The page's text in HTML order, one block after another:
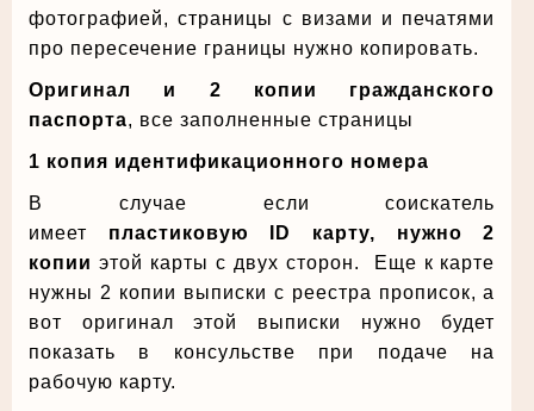
фотографией, страницы с визами и печатями
про пересечение границы нужно копировать.
Оригинал и 2 копии гражданского
паспорта, все заполненные страницы
1 копия идентификационного номера
В случае если соискатель
имеет пластиковую ID карту, нужно 2
копии этой карты с двух сторон. Еще к карте
нужны 2 копии выписки с реестра прописок, а
вот оригинал этой выписки нужно будет
показать в консульстве при подаче на
рабочую карту.